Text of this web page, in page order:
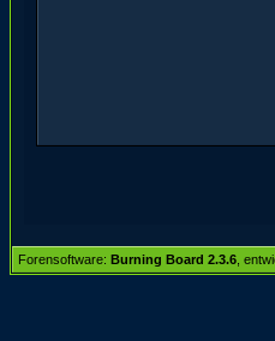
Forensoftware: Burning Board 2.3.6 ,